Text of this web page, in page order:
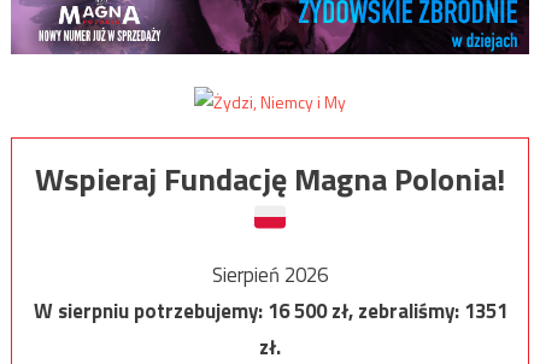
Wspieraj Fundację Magna Polonia!
Sierpień 2026
W sierpniu potrzebujemy:16 500zł, zebraliśmy:1351
zł.